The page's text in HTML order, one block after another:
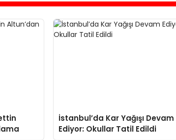
İstanbul’da Kar Yağışı Devam
Ediyor: Okullar Tatil Edildi